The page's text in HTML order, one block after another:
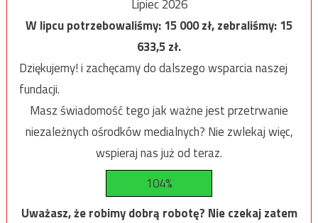
Lipiec 2026
W lipcu potrzebowaliśmy:15 000zł, zebraliśmy:15
633,5zł.
Dziękujemy! i zachęcamy do dalszego wsparcia naszej
fundacji.
Masz świadomość tego jak ważne jest przetrwanie
niezależnych ośrodków medialnych? Nie zwlekaj więc,
wspieraj nas już od teraz.
104%
Uważasz, że robimy dobrą robotę? Nie czekaj zatem